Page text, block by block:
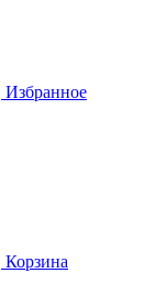
Избранное
Корзина